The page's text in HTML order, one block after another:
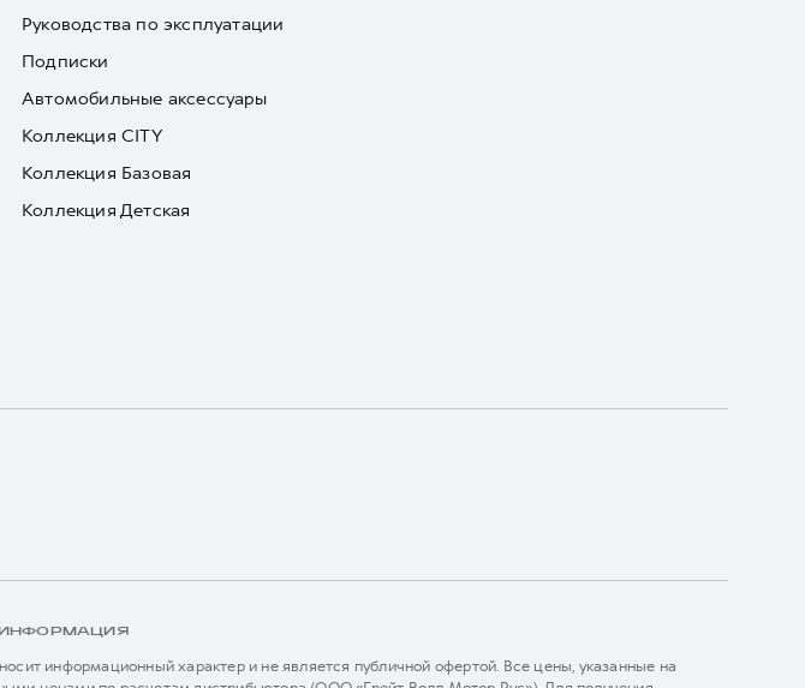
Руководства по эксплуатации
Подписки
Автомобильные аксессуары
Коллекция CITY
Коллекция Базовая
Коллекция Детская
информационный характер и не является публичной офертой. Все цены, указанные на